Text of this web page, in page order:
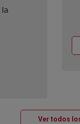
la
Ver todos